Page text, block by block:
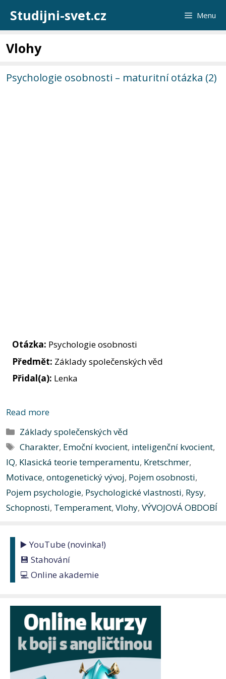
obsah
Studijni-svet.cz Menu
Vlohy
Psychologie osobnosti – maturitní otázka (2)
Otázka: Psychologie osobnosti
Předmět: Základy společenských věd
Přidal(a): Lenka
Read more
Rubriky
Základy společenských věd
Štítky
Charakter, Emoční kvocient, inteligenční kvocient,
IQ, Klasická teorie temperamentu, Kretschmer,
Motivace, ontogenetický vývoj, Pojem osobnosti,
Pojem psychologie, Psychologické vlastnosti, Rysy,
Schopnosti, Temperament, Vlohy, VÝVOJOVÁ OBDOBÍ
▶️ YouTube (novinka!)
💾 Stahování
💻 Online akademie